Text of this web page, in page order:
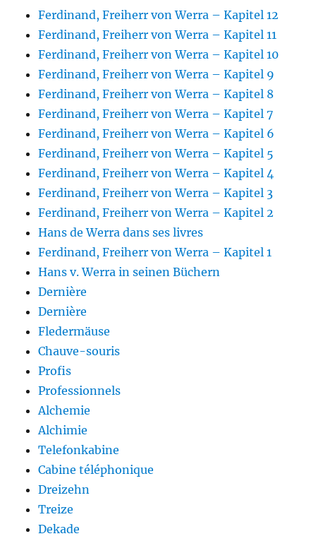
Ferdinand, Freiherr von Werra – Kapitel 12
Ferdinand, Freiherr von Werra – Kapitel 11
Ferdinand, Freiherr von Werra – Kapitel 10
Ferdinand, Freiherr von Werra – Kapitel 9
Ferdinand, Freiherr von Werra – Kapitel 8
Ferdinand, Freiherr von Werra – Kapitel 7
Ferdinand, Freiherr von Werra – Kapitel 6
Ferdinand, Freiherr von Werra – Kapitel 5
Ferdinand, Freiherr von Werra – Kapitel 4
Ferdinand, Freiherr von Werra – Kapitel 3
Ferdinand, Freiherr von Werra – Kapitel 2
Hans de Werra dans ses livres
Ferdinand, Freiherr von Werra – Kapitel 1
Hans v. Werra in seinen Büchern
Dernière
Dernière
Fledermäuse
Chauve-souris
Profis
Professionnels
Alchemie
Alchimie
Telefonkabine
Cabine téléphonique
Dreizehn
Treize
Dekade